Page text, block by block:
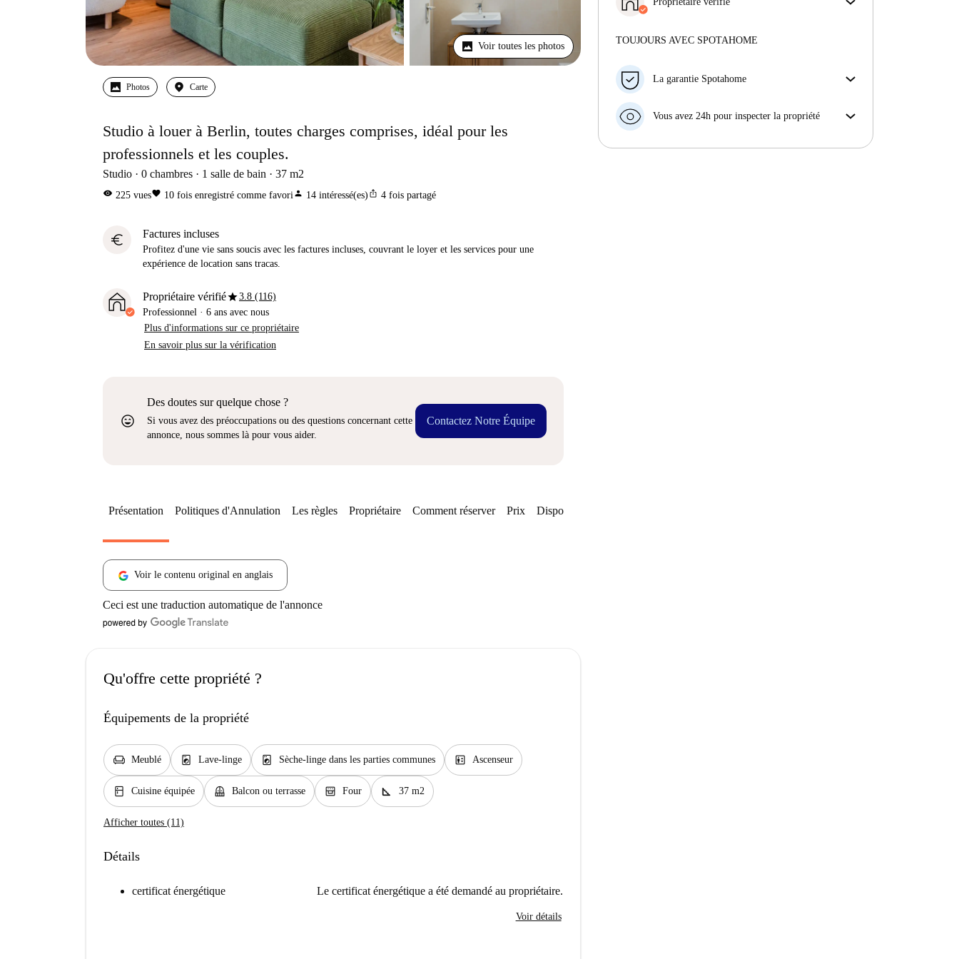
Voir toutes les photos
Photos Carte
Studio à louer à Berlin, toutes charges comprises, idéal pour les
professionnels et les couples.
Studio 0 chambres 1 salle de bain 37 m2
visibility 225 vuesfavorite 10 fois enregistré comme favoriperson 14 intéressé(es) ios_share 4 fois partagé
euro Factures incluses
Profitez d'une vie sans soucis avec les factures incluses, couvrant le loyer et les services pour une
expérience de location sans tracas.
Propriétaire vérifiéstar3.8 (116)
Professionnel · 6 ans avec nous
Plus d'informations sur ce propriétaire
En savoir plus sur la vérification
sentiment_very_satisfied
Des doutes sur quelque chose ?
Si vous avez des préoccupations ou des questions concernant cette
annonce, nous sommes là pour vous aider.
Contactez Notre Équipe
expérience de location sans tracas.
Plus d'informations sur ce propriétaire
TOUJOURS AVEC SPOTAHOME
La garantie Spotahome
préavis, nous allons soit (A) vous payer une chambre
soit (B) vous rembourser en totalité.
Vous avez 24h pour inspecter la propriété
Présentation Politiques d'Annulation Les règles Propriétaire Comment réserver Prix Disponibilités
Voir le contenu original en anglais
Ceci est une traduction automatique de l'annonce
Qu'offre cette propriété ?
Équipements de la propriété
chair Meublé local_laundry_service Lave-linge local_laundry_service Sèche-linge dans les parties communes elevator Ascenseur
kitchen Cuisine équipée balcony Balcon ou terrasse oven_gen Four square_foot 37 m2
Afficher toutes (11)
Détails
certificat énergétique Le certificat énergétique a été demandé au propriétaire.
Voir détails